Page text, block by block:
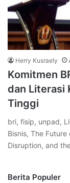
Herry Kusraely
Komitmen
dan Literasi
Tinggi
bri, fisip, unpad,
Bisnis, The
Disruption, and
Berita Populer